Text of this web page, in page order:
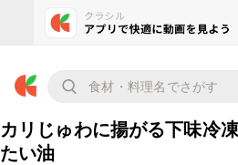
カリじゅわに揚がる下味冷
たい油